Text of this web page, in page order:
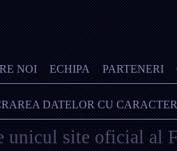
NOI ECHIPA PARTENERI
DATELOR CU
unicul site oficial al